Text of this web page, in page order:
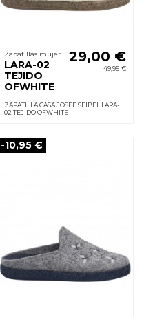
Zapatillas mujer
LARA-02
TEJIDO
OFWHITE
29,00 €
49,95 €
ZAPATILLA CASA JOSEF SEIBEL LARA-
02 TEJIDO OFWHITE
-10,95 €